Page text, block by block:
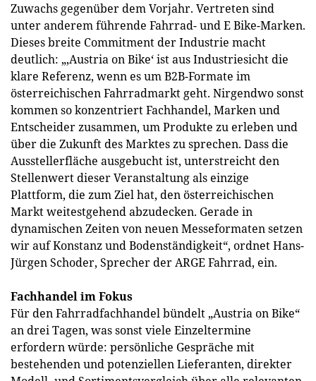
Zuwachs gegenüber dem Vorjahr. Vertreten sind
unter anderem führende Fahrrad- und E Bike-Marken.
Dieses breite Commitment der Industrie macht
deutlich: „,Austria on Bike‘ ist aus Industriesicht die
klare Referenz, wenn es um B2B-Formate im
österreichischen Fahrradmarkt geht. Nirgendwo sonst
kommen so konzentriert Fachhandel, Marken und
Entscheider zusammen, um Produkte zu erleben und
über die Zukunft des Marktes zu sprechen. Dass die
Ausstellerfläche ausgebucht ist, unterstreicht den
Stellenwert dieser Veranstaltung als einzige
Plattform, die zum Ziel hat, den österreichischen
Markt weitestgehend abzudecken. Gerade in
dynamischen Zeiten von neuen Messeformaten setzen
wir auf Konstanz und Bodenständigkeit“, ordnet Hans-
Jürgen Schoder, Sprecher der ARGE Fahrrad, ein.
Fachhandel im Fokus
Für den Fahrradfachhandel bündelt „Austria on Bike“
an drei Tagen, was sonst viele Einzeltermine
erfordern würde: persönliche Gespräche mit
bestehenden und potenziellen Lieferanten, direkter